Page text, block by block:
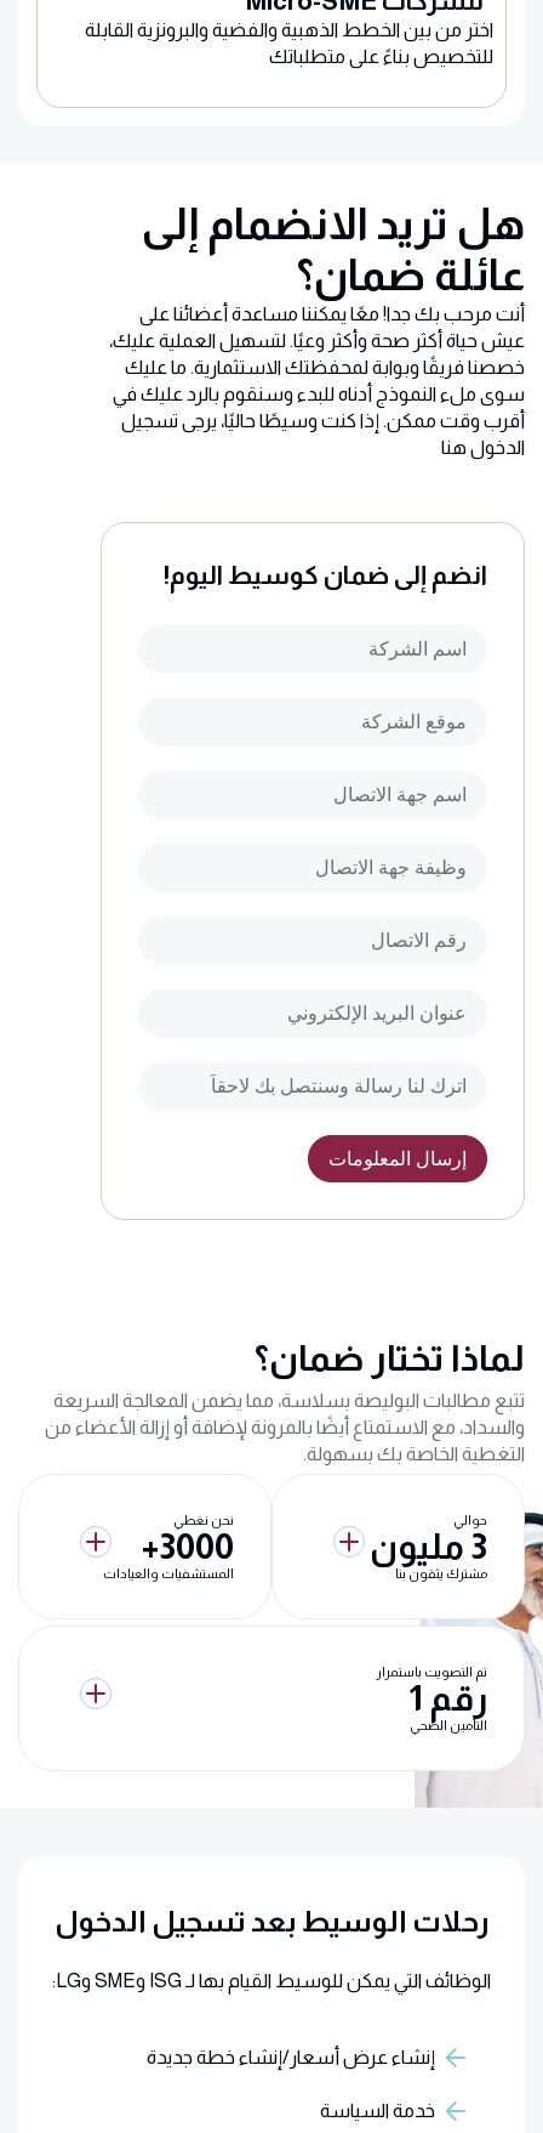
اختر من بين الخطط الذهبية والفضية والبرونزية القابلة
للتخصيص بناءً على متطلباتك
هل تريد الانضمام إلى
عائلة ضمان؟
أنت مرحب بك جدا! معًا يمكننا مساعدة أعضائنا على
عيش حياة أكثر صحة وأكثر وعيًا. لتسهيل العملية عليك،
خصصنا فريقًا وبوابة لمحفظتك الاستثمارية. ما عليك
سوى ملء النموذج أدناه للبدء وسنقوم بالرد عليك في
أقرب وقت ممكن. إذا كنت وسيطًا حاليًا، يرجى تسجيل
الدخول هنا
انضم إلى ضمان كوسيط اليوم!
لماذا تختار ضمان؟
تتبع مطالبات البوليصة بسلاسة، مما يضمن المعالجة السريعة
والسداد، مع الاستمتاع أيضًا بالمرونة لإضافة أو إزالة الأعضاء من
التغطية الخاصة بك بسهولة.
حوالي
3 مليون
مشترك يثقون بنا
نحن نغطي
3000+
المستشفيات والعيادات
تم التصويت باستمرار
رقم 1
التأمين الصحي
رحلات الوسيط بعد تسجيل الدخول
الوظائف التي يمكن للوسيط القيام بها لـ ISG وSME وLG:
إنشاء عرض أسعار/إنشاء خطة جديدة
خدمة السياسة